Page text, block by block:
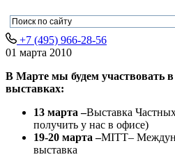
+7 (495) 966-28-56
01 марта 2010
В Марте мы будем участвовать
выставках:
13 марта –Выставка
получить у нас в офисе)
19-20 марта –MITT–
выставка